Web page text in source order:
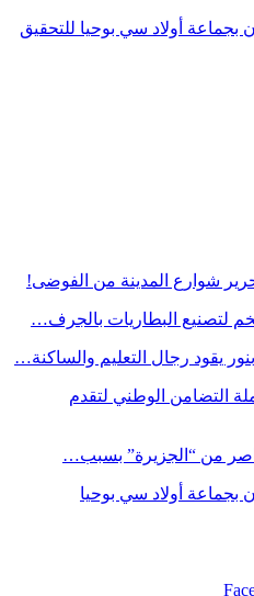
بجماعة أولاد سي بوحيا للتحقيق
شوارع المدينة من الفوضى!
لتصنيع البطاريات بالجرف…
يقود رجال التعليم والساكنة…
التضامن الوطني لتقدم
من “الجزيرة” بسبب…
بجماعة أولاد سي بوحيا